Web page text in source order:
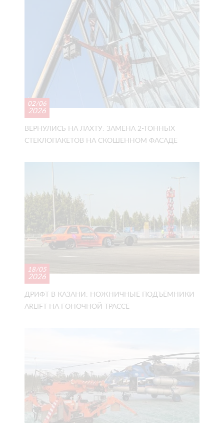
02/06
2026
ВЕРНУЛИСЬ НА ЛАХТУ: ЗАМЕНА 2-ТОННЫХ
СТЕКЛОПАКЕТОВ НА СКОШЕННОМ ФАСАДЕ
18/05
2026
ДРИФТ В КАЗАНИ: НОЖНИЧНЫЕ ПОДЪЁМНИКИ
ARLIFT НА ГОНОЧНОЙ ТРАССЕ